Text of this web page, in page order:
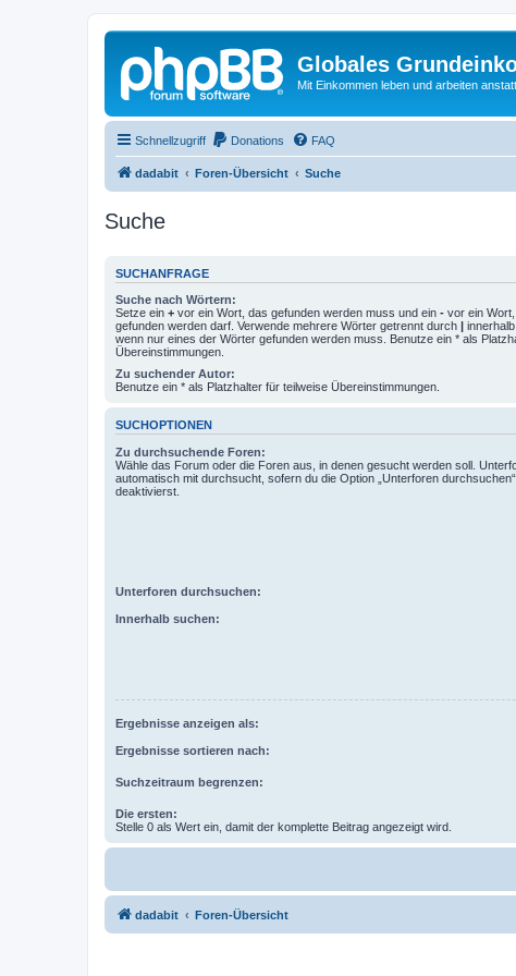
Globales
Mit Einkommen leben und arbeiten
Schnellzugriff Donations FAQ
dadabit Foren-Übersicht Suche
Suche
SUCHANFRAGE
Suche nach Wörtern:
Setze ein + vor ein Wort, das gefunden werden muss und ein - vor ein
gefunden werden darf. Verwende mehrere Wörter getrennt durch |
wenn nur eines der Wörter gefunden werden muss. Benutze ein * als
Übereinstimmungen.
Zu suchender Autor:
Benutze ein * als Platzhalter für teilweise Übereinstimmungen.
SUCHOPTIONEN
Zu durchsuchende Foren:
Wähle das Forum oder die Foren aus, in denen gesucht werden soll.
automatisch mit durchsucht, sofern du die Option „Unterforen
deaktivierst.
Unterforen durchsuchen:
Innerhalb suchen:
Ergebnisse anzeigen als:
Ergebnisse sortieren nach:
Suchzeitraum begrenzen:
Die ersten:
Stelle 0 als Wert ein, damit der komplette Beitrag angezeigt wird.
dadabit Foren-Übersicht